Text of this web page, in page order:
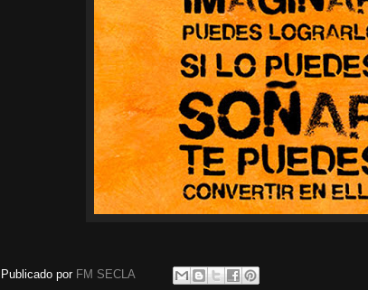
Publicado por FM SECLA